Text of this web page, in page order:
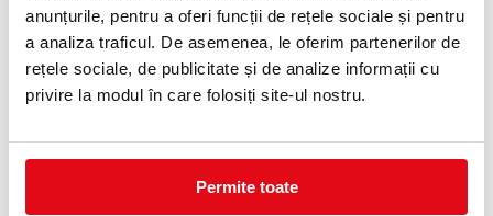
anunțurile, pentru a oferi funcții de rețele sociale și pentru
a analiza traficul. De asemenea, le oferim partenerilor de
rețele sociale, de publicitate și de analize informații cu
privire la modul în care folosiți site-ul nostru.
Permite toate
(pret cu TVA) (pret cu TVA)